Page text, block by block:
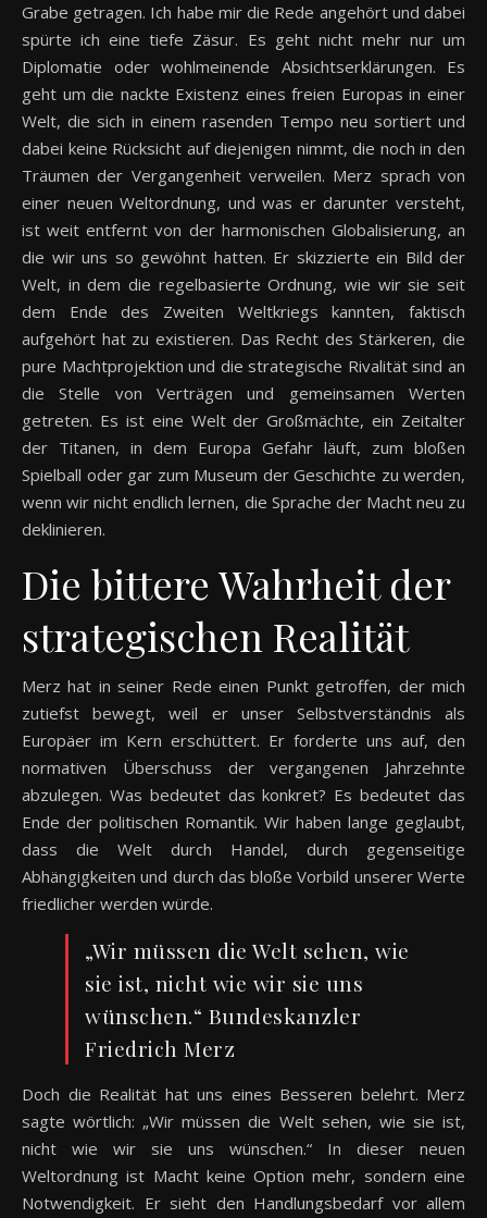
Grabe getragen. Ich habe mir die Rede angehört und dabei
spürte ich eine tiefe Zäsur. Es geht nicht mehr nur um
Diplomatie oder wohlmeinende Absichtserklärungen. Es
geht um die nackte Existenz eines freien Europas in einer
Welt, die sich in einem rasenden Tempo neu sortiert und
dabei keine Rücksicht auf diejenigen nimmt, die noch in den
Träumen der Vergangenheit verweilen. Merz sprach von
einer neuen Weltordnung, und was er darunter versteht,
ist weit entfernt von der harmonischen Globalisierung, an
die wir uns so gewöhnt hatten. Er skizzierte ein Bild der
Welt, in dem die regelbasierte Ordnung, wie wir sie seit
dem Ende des Zweiten Weltkriegs kannten, faktisch
aufgehört hat zu existieren. Das Recht des Stärkeren, die
pure Machtprojektion und die strategische Rivalität sind an
die Stelle von Verträgen und gemeinsamen Werten
getreten. Es ist eine Welt der Großmächte, ein Zeitalter
der Titanen, in dem Europa Gefahr läuft, zum bloßen
Spielball oder gar zum Museum der Geschichte zu werden,
wenn wir nicht endlich lernen, die Sprache der Macht neu zu
deklinieren.
Die bittere Wahrheit der
strategischen Realität
Merz hat in seiner Rede einen Punkt getroffen, der mich
zutiefst bewegt, weil er unser Selbstverständnis als
Europäer im Kern erschüttert. Er forderte uns auf, den
normativen Überschuss der vergangenen Jahrzehnte
abzulegen. Was bedeutet das konkret? Es bedeutet das
Ende der politischen Romantik. Wir haben lange geglaubt,
dass die Welt durch Handel, durch gegenseitige
Abhängigkeiten und durch das bloße Vorbild unserer Werte
friedlicher werden würde.
„Wir müssen die Welt sehen, wie
sie ist, nicht wie wir sie uns
wünschen.“ Bundeskanzler
Friedrich Merz
Doch die Realität hat uns eines Besseren belehrt. Merz
sagte wörtlich: „Wir müssen die Welt sehen, wie sie ist,
nicht wie wir sie uns wünschen.“ In dieser neuen
Weltordnung ist Macht keine Option mehr, sondern eine
Notwendigkeit. Er sieht den Handlungsbedarf vor allem